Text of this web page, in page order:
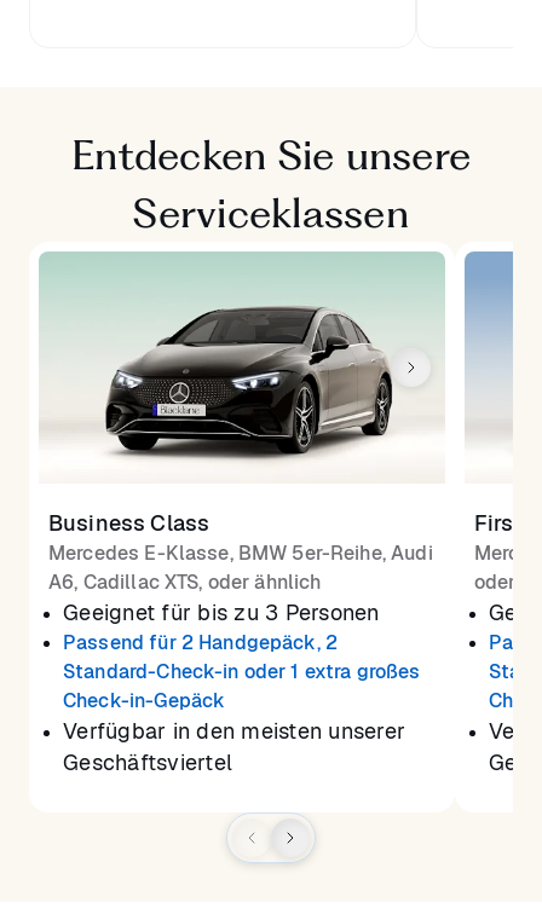
Entdecken Sie unsere
Serviceklassen
Business Class
Mercedes E-Klasse, BMW 5er-Reihe, Audi
A6, Cadillac XTS, oder ähnlich
Geeignet für bis zu 3 Personen
Passend für 2 Handgepäck, 2
Standard-Check-in oder 1 extra großes
Check-in-Gepäck
Verfügbar in den meisten unserer
Geschäftsviertel
First
oder